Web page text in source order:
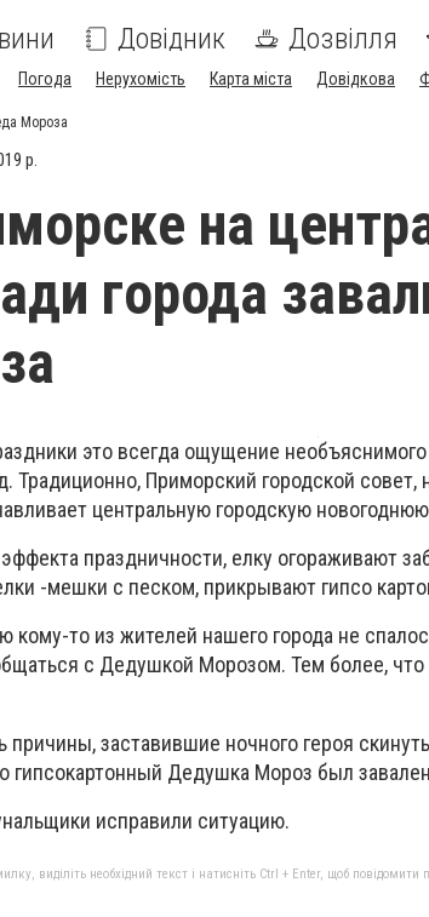
Довідник Дозвілля
Погода Нерухомість Карта міста Довідкова
Мороза
р.
на
города
это всегда ощущение
Традиционно, Приморский городской совет,
центральную городскую
праздничности, елку огораживают
-мешки с песком, прикрывают гипсо
кому-то из жителей нашего города не
с Дедушкой Морозом. Тем более,
причины, заставившие ночного героя
гипсокартонный Дедушка Мороз был
исправили ситуацию.
виділіть необхідний текст і натисніть Ctrl + Enter, щоб повідомити